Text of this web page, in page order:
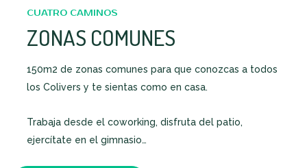
CUATRO CAMINOS
ZONAS COMUNES
150m2 de zonas comunes para que conozcas a todos
los Colivers y te sientas como en casa.
Trabaja desde el coworking, disfruta del patio,
ejercítate en el gimnasio…